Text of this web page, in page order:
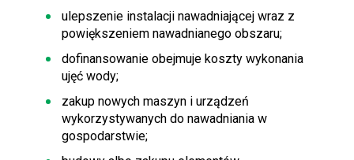
ulepszenie instalacji nawadniającej wraz z
powiększeniem nawadnianego obszaru;
dofinansowanie obejmuje koszty wykonania
ujęć wody;
zakup nowych maszyn i urządzeń
wykorzystywanych do nawadniania w
gospodarstwie;